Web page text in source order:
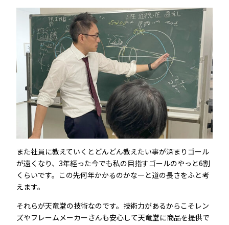
また社員に教えていくとどんどん教えたい事が深まりゴール
が遠くなり、3年経った今でも私の目指すゴールのやっと6割
くらいです。この先何年かかるのかなーと道の長さをふと考
えます。
それらが天竜堂の技術なのです。技術力があるからこそレン
ズやフレームメーカーさんも安心して天竜堂に商品を提供で